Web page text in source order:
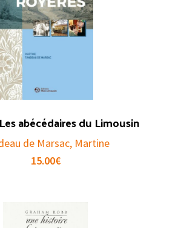
abécédaires du Limousin
de Marsac, Martine
15.00€